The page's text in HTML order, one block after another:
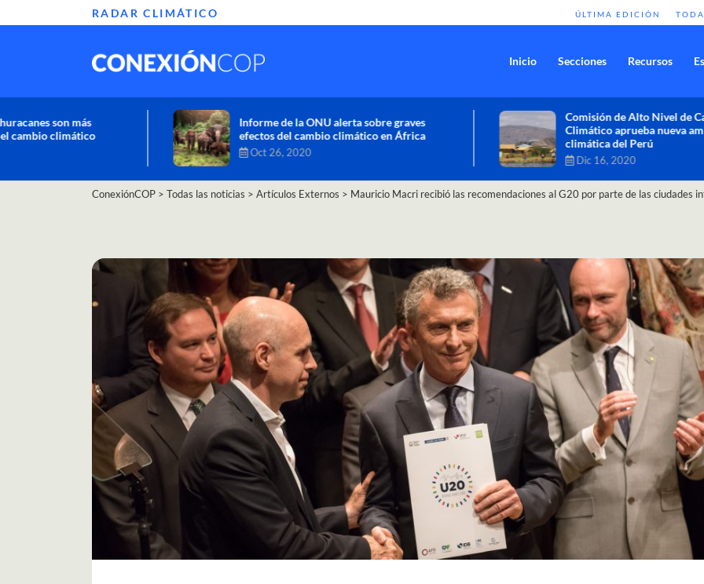
RADAR CLIMÁTICO ÚLTIMA EDICIÓN
Inicio Secciones Recursos
Informe de la ONU alerta sobre graves
efectos del cambio climático en África
Oct 26, 2020
Comisión de Alto Nivel de Cambio
Climático aprueba nueva ambición
climática del Perú
Dic 16, 2020
ConexiónCOP > Todas las noticias > Artículos Externos > Mauricio Macri recibió las recomendaciones al G20 por parte de las ciudades